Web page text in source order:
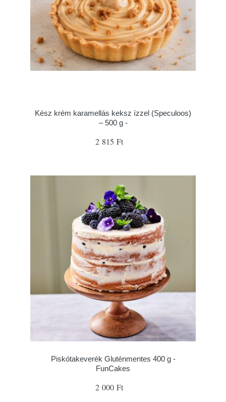
Kész krém karamellás keksz ízzel (Speculoos)
– 500 g -
2 815 Ft
Piskótakeverék Gluténmentes 400 g -
FunCakes
2 000 Ft